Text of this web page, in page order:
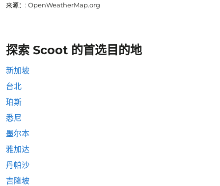
来源： : OpenWeatherMap.org
探索 Scoot 的首选目的地
新加坡
台北
珀斯
悉尼
墨尔本
雅加达
丹帕沙
吉隆坡